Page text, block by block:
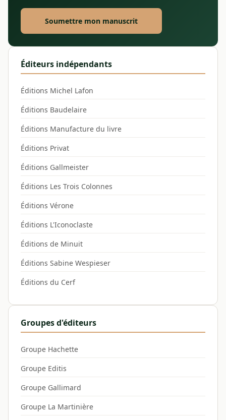
Soumettre mon manuscrit
Éditeurs indépendants
Éditions Michel Lafon
Éditions Baudelaire
Éditions Manufacture du livre
Éditions Privat
Éditions Gallmeister
Éditions Les Trois Colonnes
Éditions Vérone
Éditions L'Iconoclaste
Éditions de Minuit
Éditions Sabine Wespieser
Éditions du Cerf
Groupes d'éditeurs
Groupe Hachette
Groupe Editis
Groupe Gallimard
Groupe La Martinière